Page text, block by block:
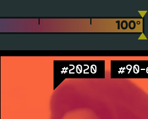
#2020 #90-